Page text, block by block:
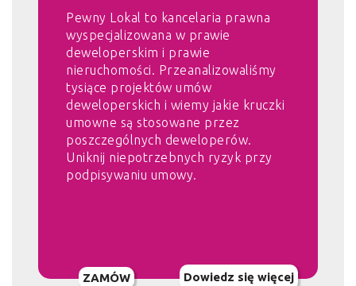
Pewny Lokal to kancelaria prawna
wyspecjalizowana w prawie
deweloperskim i prawie
nieruchomości. Przeanalizowaliśmy
tysiące projektów umów
deweloperskich i wiemy jakie kruczki
umowne są stosowane przez
poszczególnych deweloperów.
Uniknij niepotrzebnych ryzyk przy
podpisywaniu umowy.
ZAMÓW Dowiedz się więcej